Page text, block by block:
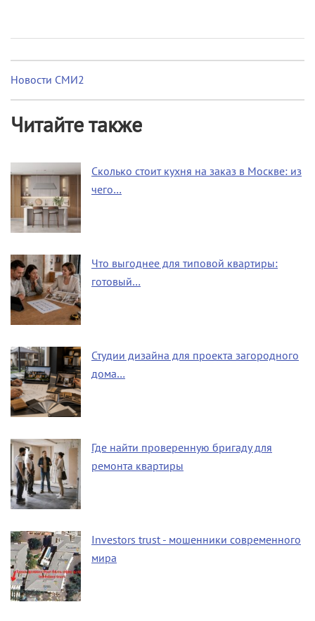
Новости СМИ2
Читайте также
Сколько стоит кухня на заказ в Москве: из
чего…
Что выгоднее для типовой квартиры:
готовый…
Студии дизайна для проекта загородного
дома…
Где найти проверенную бригаду для
ремонта квартиры
Investors trust - мошенники современного
мира